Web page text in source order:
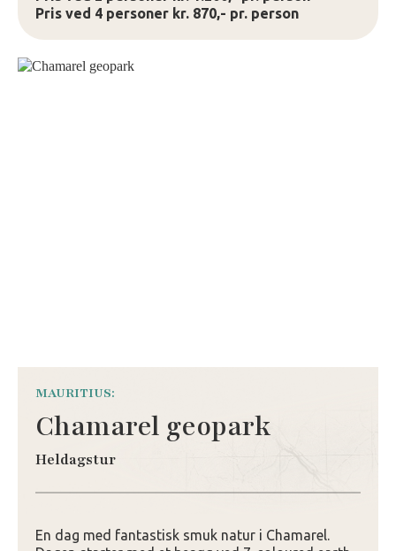
Pris ved 4 personer kr. 870,- pr. person
MAURITIUS:
Chamarel geopark
Heldagstur
En dag med fantastisk smuk natur i Chamarel.